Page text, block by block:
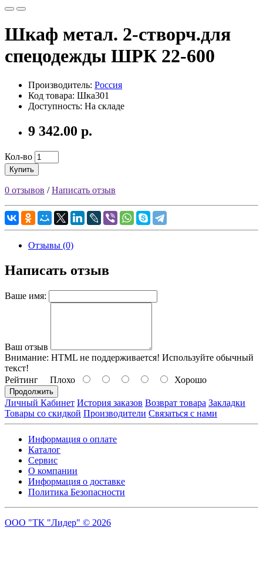
Шкаф метал. 2-створч.для
спецодежды ШРК 22-600
Производитель: Россия
Код товара: Шка301
Доступность: На складе
9 342.00 р.
Кол-во
Купить
0 отзывов /Написать отзыв
Отзывы (0)
Написать отзыв
Ваше имя:
Ваш отзыв
Внимание: HTML не поддерживается! Используйте обычный
текст!
Рейтинг Плохо Хорошо
Продолжить
Личный Кабинет История заказов Возврат товара Закладки
Товары со скидкой Производители Связаться с нами
Информация о оплате
Каталог
Сервис
О компании
Информация о доставке
Политика Безопасности
ООО "ТК "Лидер" © 2026